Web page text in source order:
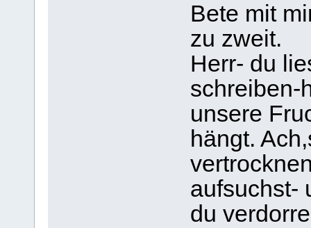
Bete mit
zu zweit.
Herr- du
schreiben-
unsere
hängt.
aufsuchst-
du